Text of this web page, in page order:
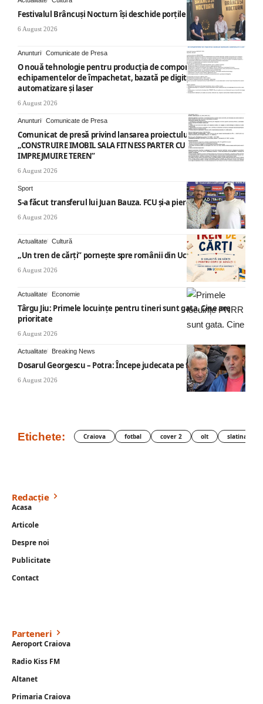
Festivalul Brâncuși Nocturn își deschide porțile la Târgu Jiu
6 August 2026
Anunturi Comunicate de Presa
O nouă tehnologie pentru producția de componente ale
echipamentelor de împachetat, bazată pe digitalizare,
automatizare și laser
6 August 2026
Anunturi Comunicate de Presa
Comunicat de presă privind lansarea proiectului cu titlul
„CONSTRUIRE IMOBIL SALA FITNESS PARTER CU SUPANTA SI
IMPREJMUIRE TEREN”
6 August 2026
Sport
S-a făcut transferul lui Juan Bauza. FCU și-a pierdut vedeta
6 August 2026
Actualitate Cultură
„Un tren de cărți” pornește spre românii din Ucraina
6 August 2026
Actualitate Economie
Târgu Jiu: Primele locuințe pentru tineri sunt gata. Cine are
prioritate
6 August 2026
Actualitate Breaking News
Dosarul Georgescu – Potra: Începe judecata pe fond
6 August 2026
Etichete: Craiova fotbal cover 2 olt slatina
Redacție
Acasa
Articole
Despre noi
Publicitate
Contact
Parteneri
Aeroport Craiova
Radio Kiss FM
Altanet
Primaria Craiova